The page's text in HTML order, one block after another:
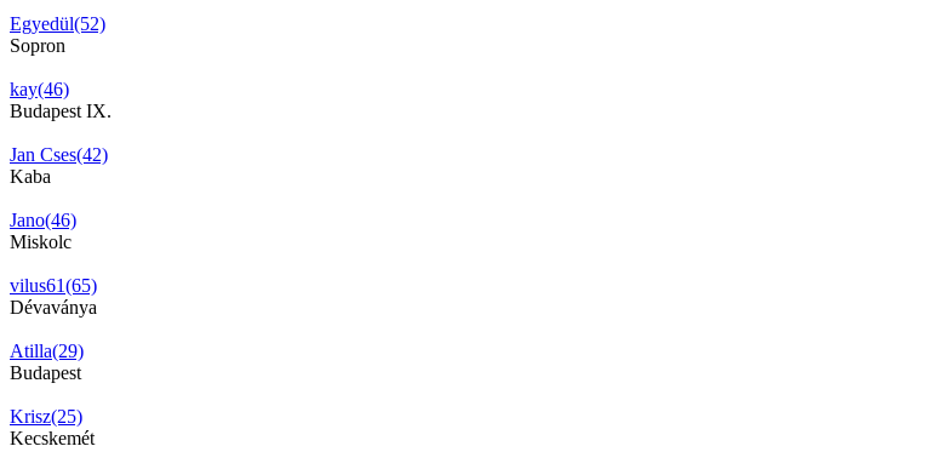
Egyedül(52)
Sopron
kay(46)
Budapest IX.
Jan Cses(42)
Kaba
Jano(46)
Miskolc
vilus61(65)
Dévaványa
Atilla(29)
Budapest
Krisz(25)
Kecskemét